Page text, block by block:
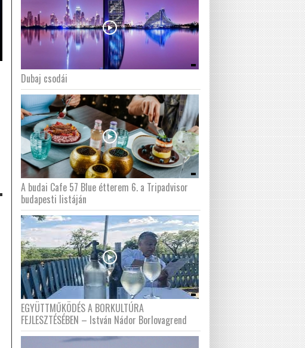
Dubaj csodái
A budai Cafe 57 Blue étterem 6. a Tripadvisor
budapesti listáján
EGYÜTTMŰKÖDÉS A BORKULTÚRA
FEJLESZTÉSÉBEN – István Nádor Borlovagrend